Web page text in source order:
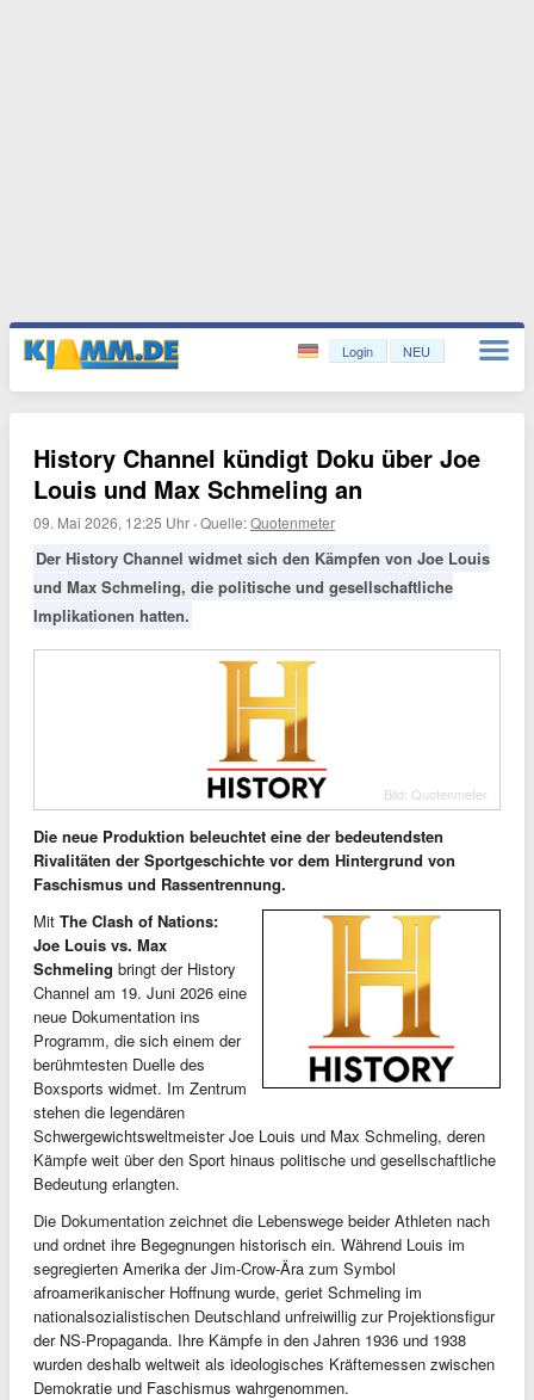
Login NEU
History Channel kündigt Doku über Joe
Louis und Max Schmeling an
09. Mai 2026, 12:25 Uhr ·Quelle:Quotenmeter
Der History Channel widmet sich den Kämpfen von Joe Louis
und Max Schmeling, die politische und gesellschaftliche
Implikationen hatten.
Bild: Quotenmeter
Die neue Produktion beleuchtet eine der bedeutendsten
Rivalitäten der Sportgeschichte vor dem Hintergrund von
Faschismus und Rassentrennung.
Mit The Clash of Nations:
Joe Louis vs. Max
Schmeling bringt der History
Channel am 19. Juni 2026 eine
neue Dokumentation ins
Programm, die sich einem der
berühmtesten Duelle des
Boxsports widmet. Im Zentrum
stehen die legendären
Schwergewichtsweltmeister Joe Louis und Max Schmeling, deren
Kämpfe weit über den Sport hinaus politische und gesellschaftliche
Bedeutung erlangten.
Die Dokumentation zeichnet die Lebenswege beider Athleten nach
und ordnet ihre Begegnungen historisch ein. Während Louis im
segregierten Amerika der Jim-Crow-Ära zum Symbol
afroamerikanischer Hoffnung wurde, geriet Schmeling im
nationalsozialistischen Deutschland unfreiwillig zur Projektionsfigur
der NS-Propaganda. Ihre Kämpfe in den Jahren 1936 und 1938
wurden deshalb weltweit als ideologisches Kräftemessen zwischen
Demokratie und Faschismus wahrgenommen.